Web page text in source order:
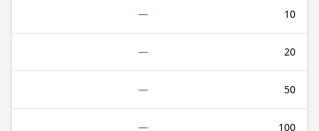
10
—
20
—
50
—
100
—